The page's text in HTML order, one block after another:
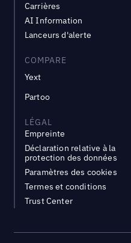
Carrières
AI Information
Lanceurs d'alerte
COMPARE
Yext
Partoo
LÉGAL
Empreinte
Déclaration relative à la
protection des données
Paramètres des cookies
Termes et conditions
Trust Center